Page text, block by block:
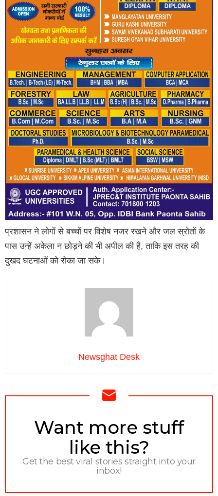
प्रशासन ने लोगों से बच्चों पर विशेष नजर रखने और जल स्रोतों के
पास उन्हें अकेला न छोड़ने की भी अपील की है, ताकि इस तरह की
दुखद घटनाओं को रोका जा सके।
Newsghat Desk
NEWSLETTER
Want more stuff
like this?
Get the best viral stories straight into your
inbox!